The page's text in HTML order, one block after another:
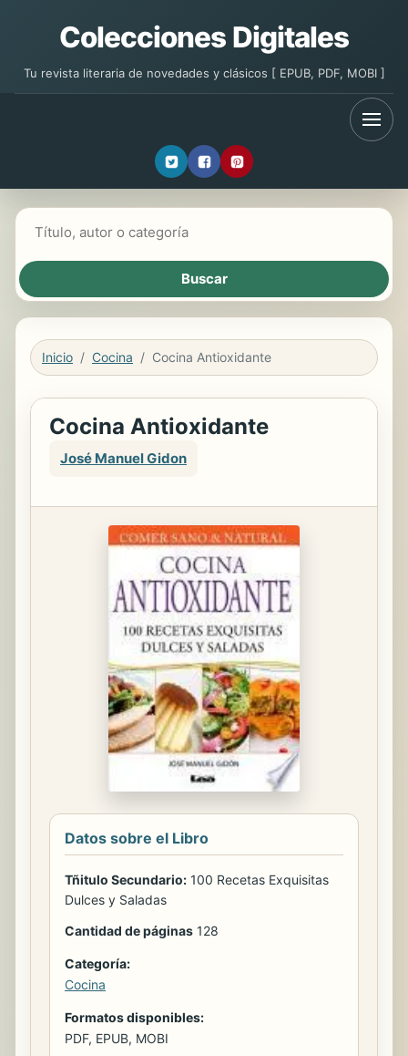
Colecciones Digitales
Tu revista literaria de novedades y clásicos [ EPUB, PDF, MOBI ]
Inicio Cocina Cocina Antioxidante
Cocina Antioxidante
José Manuel Gidon
Datos sobre el Libro
Tñitulo Secundario: 100 Recetas Exquisitas
Dulces y Saladas
Cantidad de páginas 128
Categoría:
Cocina
Formatos disponibles:
PDF, EPUB, MOBI